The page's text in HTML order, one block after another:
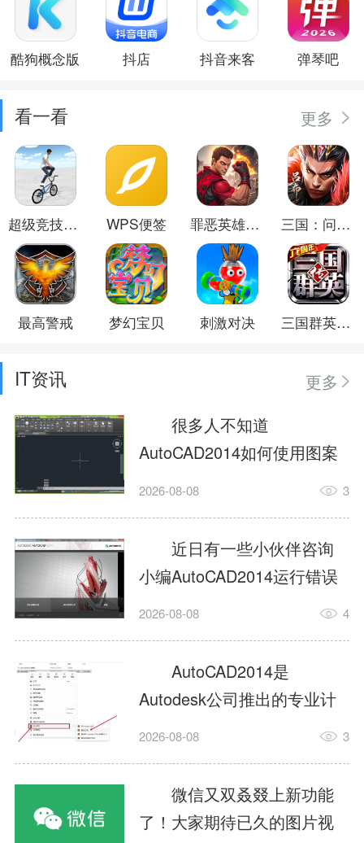
酷狗概念版 抖店 抖音来客 弹琴吧
看一看 更多
超级竞技世界 WPS便签 罪恶英雄都市 三国：问鼎山河
最高警戒 梦幻宝贝 刺激对决 三国群英传-争霸
IT资讯
更多
很多人不知道
AutoCAD2014如何使用图案
填充?今日为你们带来的文章
用图案填充的内容，还有不
清楚小伙伴和小编一起去学
习一下吧。1.打开
AutoCAD2014这款软件，进
入AutoCAD2014的操作界
面，如图所示：2.在该界面内
找到矩形选项，如图所示：3.
点击矩...
2026-08-08 3
近日有一些小伙伴咨询
小编AutoCAD2014运行错误
怎么办?下面就为大家带来了
办的解决方法，有需要的小
伙伴可以来了解了解哦。1.打
开控制面板，选择
AutodeskAutoCAD2014。2.
等AutodeskAutoCAD2014的
安装程序加载完毕。3.选择添
加/...
2026-08-08 4
AutoCAD2014是
Autodesk公司推出的专业计
算机辅助设计（CAD）软
子、建筑、服装等多个工程
与设计领域。作为行业标准
工具之一，它提供了强大的
2026-08-08 3
微信又双叒叕上新功能
了！大家期待已久的图片视